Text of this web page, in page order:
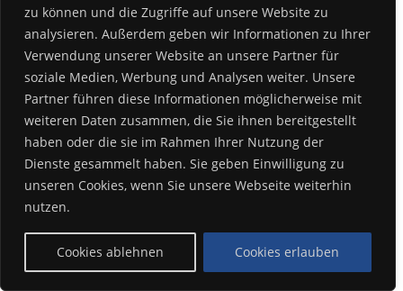
zu können und die Zugriffe auf unsere Website zu
analysieren. Außerdem geben wir Informationen zu Ihrer
Verwendung unserer Website an unsere Partner für
soziale Medien, Werbung und Analysen weiter. Unsere
Partner führen diese Informationen möglicherweise mit
weiteren Daten zusammen, die Sie ihnen bereitgestellt
haben oder die sie im Rahmen Ihrer Nutzung der
Dienste gesammelt haben. Sie geben Einwilligung zu
unseren Cookies, wenn Sie unsere Webseite weiterhin
nutzen.
Cookies ablehnen Cookies erlauben